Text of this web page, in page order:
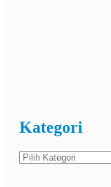
Kategori
Kategori